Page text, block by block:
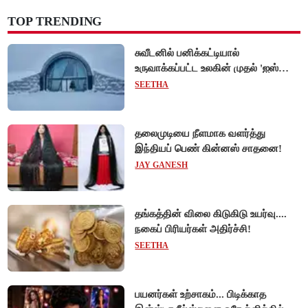
TOP TRENDING
சுவீடனில் பனிக்கட்டியால்
உருவாக்கப்பட்ட உலகின் முதல் 'ஐஸ்
ஓட்டல்'!
SEETHA
தலைமுடியை நீளமாக வளர்த்து
இந்தியப் பெண் கின்னஸ் சாதனை!
JAY GANESH
தங்கத்தின் விலை கிடுகிடு உயர்வு....
நகைப் பிரியர்கள் அதிர்ச்சி!
SEETHA
பயனர்கள் உற்சாகம்... பிடிக்காத